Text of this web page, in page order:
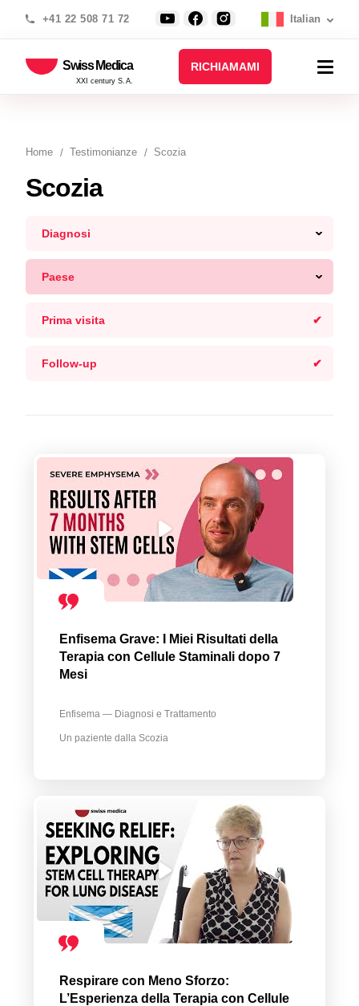
+41 22 508 71 72 Italian
Swiss Medica
XXI century S.A.
RICHIAMAMI
Home Testimonianze Scozia
Scozia
Diagnosi
Paese
Prima visita
Follow-up
Enfisema Grave: I Miei Risultati della
Terapia con Cellule Staminali dopo 7
Mesi
Enfisema — Diagnosi e Trattamento
Un paziente dalla Scozia
Respirare con Meno Sforzo:
L’Esperienza della Terapia con Cellule